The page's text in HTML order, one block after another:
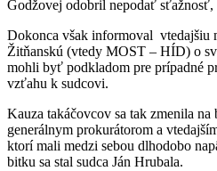
Godžovej odobril nepodať sťažnosť,
Dokonca však informoval vtedajšiu
Žitňanskú (vtedy MOST – HÍD) o
mohli byť podkladom pre prípadné
vzťahu k sudcovi.
Kauza takáčovcov sa tak zmenila na
generálnym prokurátorom a
ktorí mali medzi sebou dlhodobo
bitku sa stal sudca Ján Hrubala.